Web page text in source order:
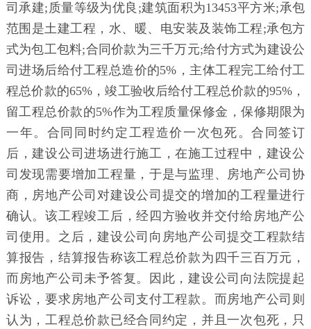
司承建;质量等级为优良;建筑面积为13453平方米;承包
范围是土建工程，水、暖、电安装及装饰工程;承包方
式为包工包料;合同价款为三千万元;给付方式为建设公
司进场后给付工程总造价的5%，主体工程完工给付工
程总价款的65%，竣工验收后给付工程总价款的95%，
留工程总价款的5%作为工程质量保修金，保修期限为
一年。合同同时约定工程造价一次包死。合同签订
后，建设公司进场进行施工，在施工过程中，建设公
司发现需要增加工程量，于是与监理、房地产公司协
商，房地产公司对建设公司提交的增加的工程量进行
确认。该工程竣工后，经四方验收并交付给房地产公
司使用。之后，建设公司向房地产公司提交工程款结
算报告，结算报告称该工程总价款为四千三百万元，
而房地产公司未予答复。因此，建设公司向法院提起
诉讼，要求房地产公司支付工程款。而房地产公司则
认为，工程总价款已经合同约定，并且一次包死，只